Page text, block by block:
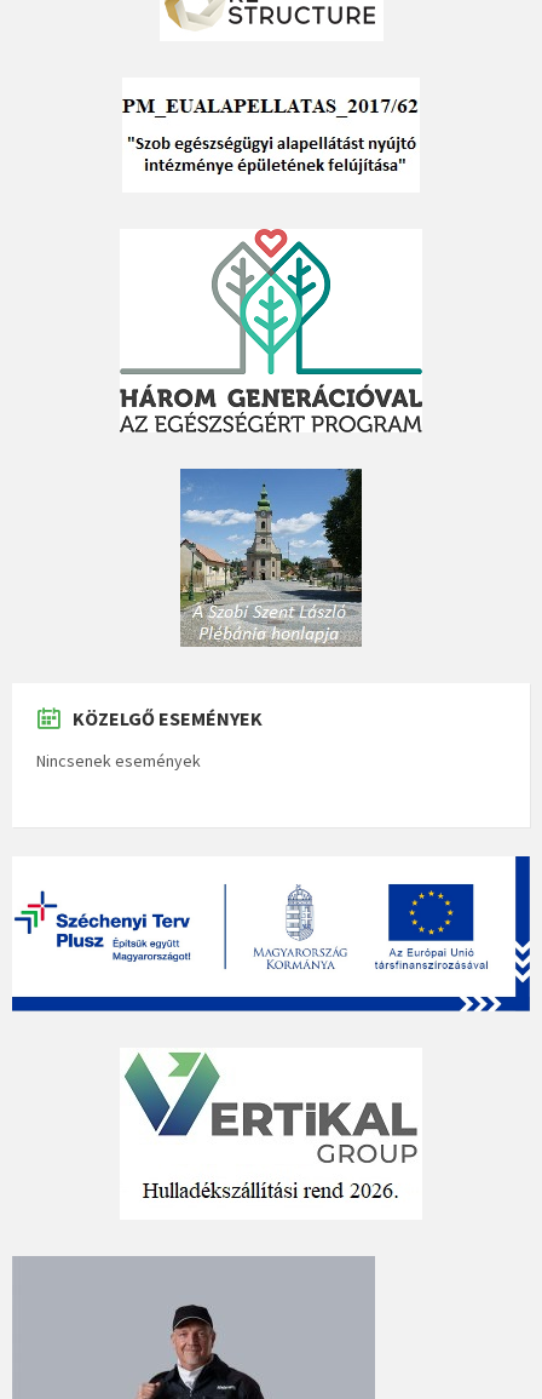
KÖZELGŐ ESEMÉNYEK
Nincsenek események